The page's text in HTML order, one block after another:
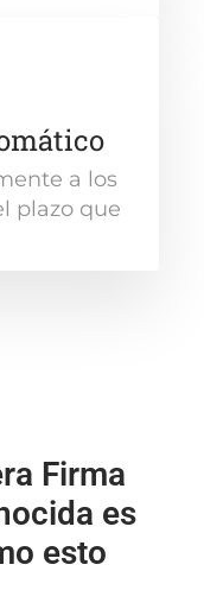
a los
plazo que
Firma
es
esto